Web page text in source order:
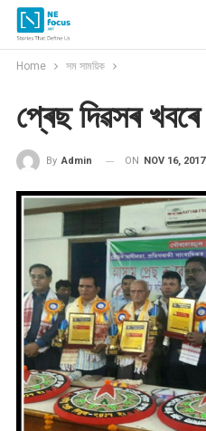
Home সম সাময়িক
প্ৰেছ দিৱসৰ খবৰে
By Admin ON NOV 16, 2017